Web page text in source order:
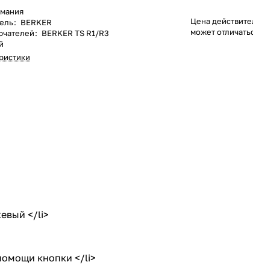
: BERKER
: BERKER TS R1/R3
Цена
может
</li>
кнопки </li>